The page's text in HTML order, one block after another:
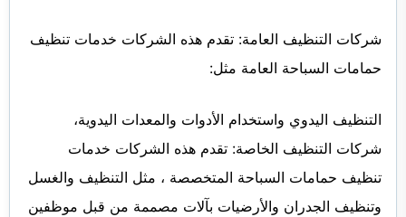
شركات التنظيف العامة: تقدم هذه الشركات خدمات تنظيف
حمامات السباحة العامة مثل:
التنظيف اليدوي واستخدام الأدوات والمعدات اليدوية،
شركات التنظيف الخاصة: تقدم هذه الشركات خدمات
تنظيف حمامات السباحة المتخصصة ، مثل التنظيف والغسل
وتنظيف الجدران والأرضيات بآلات مصممة من قبل موظفين